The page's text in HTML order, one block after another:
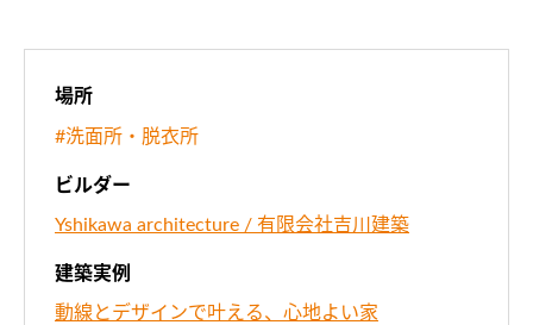
場所
#洗面所・脱衣所
ビルダー
Yshikawa architecture / 有限会社吉川建築
建築実例
動線とデザインで叶える、心地よい家